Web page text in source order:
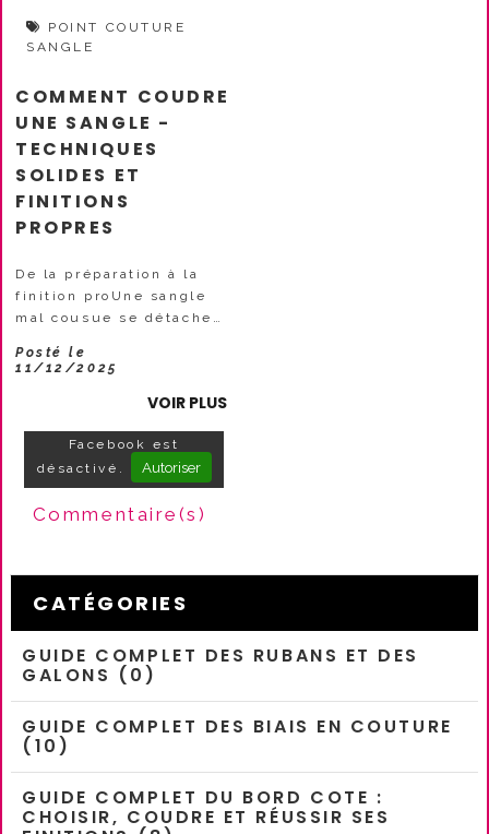
COMMENT COUDRE
UNE SANGLE -
TECHNIQUES
SOLIDES ET
FINITIONS
PROPRES
De la préparation à la
finition proUne sangle
mal cousue se détache
mal renforcée se déchire
Mais une sangle cousue
RENFORCEMENT et
FINITIONS...
Posté le
11/12/2025
VOIR PLUS
POINT COUTURE
SANGLE
Facebook est
désactivé.
Autoriser
Commentaire(s)
CATÉGORIES
GUIDE COMPLET DES RUBANS ET DES
GALONS (0)
GUIDE COMPLET DES BIAIS EN COUTURE
(10)
GUIDE COMPLET DU BORD COTE :
CHOISIR, COUDRE ET RÉUSSIR SES